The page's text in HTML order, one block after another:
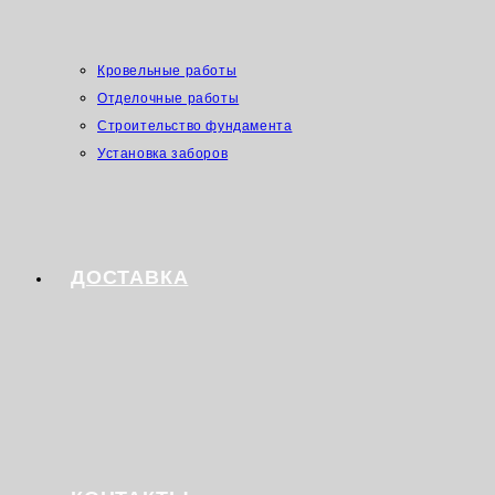
Кровельные работы
Отделочные работы
Строительство фундамента
Установка заборов
ДОСТАВКА